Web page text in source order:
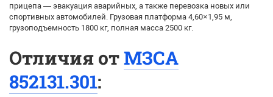
прицепа — эвакуация аварийных, а также перевозка новых или
спортивных автомобилей. Грузовая платформа 4,60×1,95 м,
грузоподъемность 1800 кг, полная масса 2500 кг.
Отличия отМЗСА
852131.301: